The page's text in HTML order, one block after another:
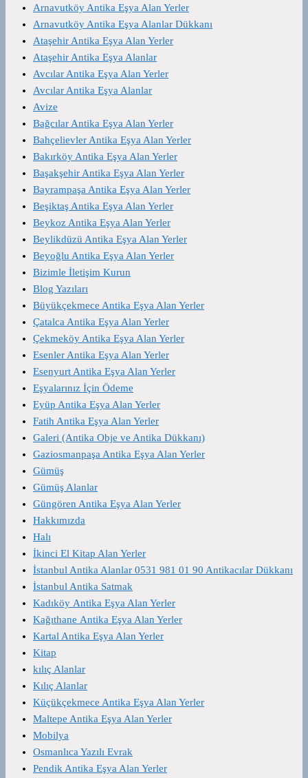
Arnavutköy Antika Eşya Alan Yerler
Arnavutköy Antika Eşya Alanlar Dükkanı
Ataşehir Antika Eşya Alan Yerler
Ataşehir Antika Eşya Alanlar
Avcılar Antika Eşya Alan Yerler
Avcılar Antika Eşya Alanlar
Avize
Bağcılar Antika Eşya Alan Yerler
Bahçelievler Antika Eşya Alan Yerler
Bakırköy Antika Eşya Alan Yerler
Başakşehir Antika Eşya Alan Yerler
Bayrampaşa Antika Eşya Alan Yerler
Beşiktaş Antika Eşya Alan Yerler
Beykoz Antika Eşya Alan Yerler
Beylikdüzü Antika Eşya Alan Yerler
Beyoğlu Antika Eşya Alan Yerler
Bizimle İletişim Kurun
Blog Yazıları
Büyükçekmece Antika Eşya Alan Yerler
Çatalca Antika Eşya Alan Yerler
Çekmeköy Antika Eşya Alan Yerler
Esenler Antika Eşya Alan Yerler
Esenyurt Antika Eşya Alan Yerler
Eşyalarınız İçin Ödeme
Eyüp Antika Eşya Alan Yerler
Fatih Antika Eşya Alan Yerler
Galeri (Antika Obje ve Antika Dükkanı)
Gaziosmanpaşa Antika Eşya Alan Yerler
Gümüş
Gümüş Alanlar
Güngören Antika Eşya Alan Yerler
Hakkımızda
Halı
İkinci El Kitap Alan Yerler
İstanbul Antika Alanlar 0531 981 01 90 Antikacılar Dükkanı
İstanbul Antika Satmak
Kadıköy Antika Eşya Alan Yerler
Kağıthane Antika Eşya Alan Yerler
Kartal Antika Eşya Alan Yerler
Kitap
kılıç Alanlar
Kılıç Alanlar
Küçükçekmece Antika Eşya Alan Yerler
Maltepe Antika Eşya Alan Yerler
Mobilya
Osmanlıca Yazılı Evrak
Pendik Antika Eşya Alan Yerler